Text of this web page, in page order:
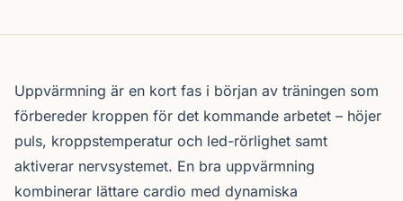
Uppvärmning är en kort fas i början av träningen som
förbereder kroppen för det kommande arbetet – höjer
puls, kroppstemperatur och led-rörlighet samt
aktiverar nervsystemet. En bra uppvärmning
kombinerar lättare cardio med dynamiska